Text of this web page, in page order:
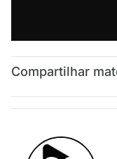
Compartilhar